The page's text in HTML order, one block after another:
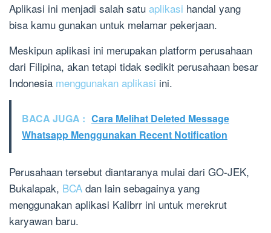
Aplikasi ini menjadi salah satu aplikasi handal yang
bisa kamu gunakan untuk melamar pekerjaan.
Meskipun aplikasi ini merupakan platform perusahaan
dari Filipina, akan tetapi tidak sedikit perusahaan besar
Indonesia menggunakan aplikasi ini.
BACA JUGA : Cara Melihat Deleted Message
Whatsapp Menggunakan Recent Notification
Perusahaan tersebut diantaranya mulai dari GO-JEK,
Bukalapak, BCA dan lain sebagainya yang
menggunakan aplikasi Kalibrr ini untuk merekrut
karyawan baru.